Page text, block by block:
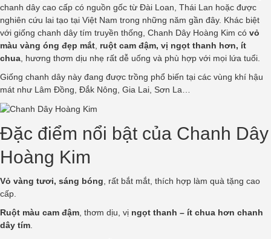
chanh dây cao cấp có nguồn gốc từ Đài Loan, Thái Lan hoặc được
nghiên cứu lai tạo tại Việt Nam trong những năm gần đây. Khác biệt
với giống chanh dây tím truyền thống, Chanh Dây Hoàng Kim có vỏ
màu vàng óng đẹp mắt ruột cam đậm, vị ngọt thanh hơn, ít
chua , hương thơm dịu nhẹ rất dễ uống và phù hợp với mọi lứa tuổi.
Giống chanh dây này đang được trồng phổ biến tại các vùng khí hậu
mát như Lâm Đồng, Đắk Nông, Gia Lai, Sơn La…
Đặc điểm nổi bật của Chanh Dây
Hoàng Kim
Vỏ vàng tươi, sáng bóng , rất bắt mắt, thích hợp làm quà tặng cao
cấp.
Ruột màu cam đậm , thơm dịu, vị ngọt thanh – ít chua hơn chanh
dây tím